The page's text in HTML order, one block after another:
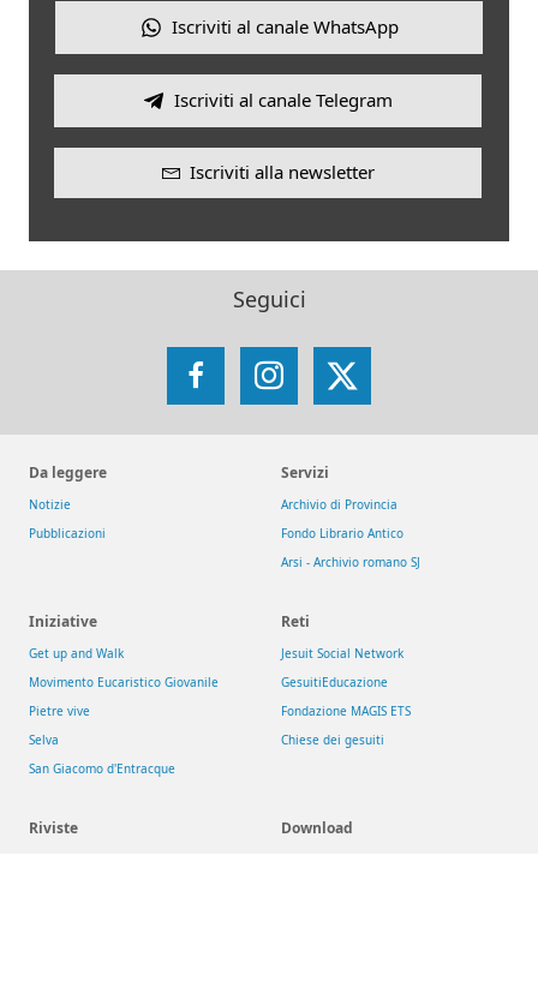
Iscriviti al canale WhatsApp
Iscriviti al canale Telegram
Iscriviti alla newsletter
Seguici
FacebookInstagram
X
Da leggere
Notizie
Pubblicazioni
Servizi
Archivio di Provincia
Fondo Librario Antico
Arsi - Archivio romano SJ
Iniziative
Get up and Walk
Movimento Eucaristico Giovanile
Pietre vive
Selva
San Giacomo d'Entracque
Reti
Jesuit Social Network
GesuitiEducazione
Fondazione MAGIS ETS
Chiese dei gesuiti
Riviste Download